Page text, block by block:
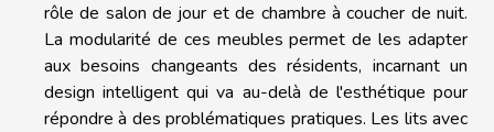
rôle de salon de jour et de chambre à coucher de nuit.
La modularité de ces meubles permet de les adapter
aux besoins changeants des résidents, incarnant un
design intelligent qui va au-delà de l'esthétique pour
répondre à des problématiques pratiques. Les lits avec